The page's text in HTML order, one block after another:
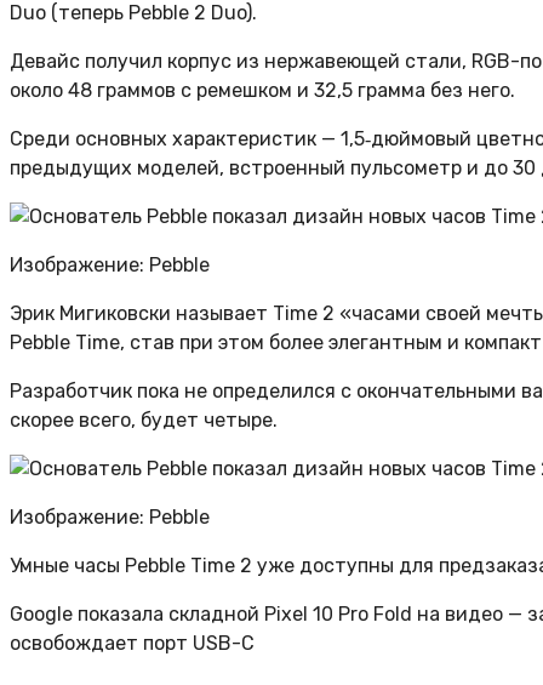
Duo (теперь Pebble 2 Duo).
Девайс получил корпус из нержавеющей стали, RGB-
около 48 граммов с ремешком и 32,5 грамма без него.
Среди основных характеристик — 1,5‑дюймовый
предыдущих моделей, встроенный пульсометр и до
Изображение: Pebble
Эрик Мигиковски называет Time 2 «часами своей
Pebble Time, став при этом более элегантным и
Разработчик пока не определился с окончательными
скорее всего, будет четыре.
Изображение: Pebble
Умные часы Pebble Time 2 уже доступны для
Google показала складной Pixel 10 Pro Fold на видео
освобождает порт USB-C